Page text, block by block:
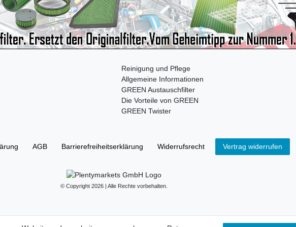
Reinigung und Pflege
Allgemeine Informationen
GREEN Austauschfilter
Die Vorteile von GREEN
GREEN Twister
AGB Barrierefreiheitserklärung Widerrufs­recht Vertrag widerrufen
© Copyright 2026 | Alle Rechte vorbehalten.